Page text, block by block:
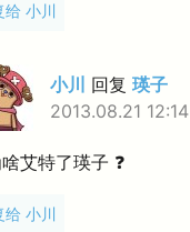
给 小川
小川 回复 瑛子
2013.08.21 12:14
艾特了瑛子 ❓
给 小川